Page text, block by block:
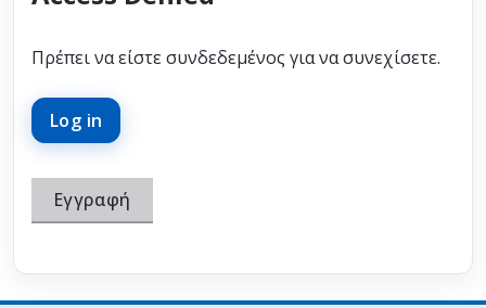
Πρέπει να είστε συνδεδεμένος για να συνεχίσετε.
Log in
Εγγραφή